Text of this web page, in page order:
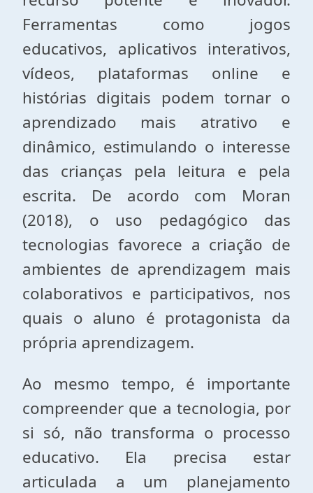
Ferramentas como jogos
educativos, aplicativos interativos,
vídeos, plataformas online e
histórias digitais podem tornar o
aprendizado mais atrativo e
dinâmico, estimulando o interesse
das crianças pela leitura e pela
escrita. De acordo com Moran
(2018), o uso pedagógico das
tecnologias favorece a criação de
ambientes de aprendizagem mais
colaborativos e participativos, nos
quais o aluno é protagonista da
própria aprendizagem.
Ao mesmo tempo, é importante
compreender que a tecnologia, por
si só, não transforma o processo
educativo. Ela precisa estar
articulada a um planejamento